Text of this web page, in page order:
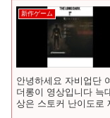
新作ゲーム
안녕하세요 자비업단
더롱이 영상입니다 늑
상은 스토커 난이도로